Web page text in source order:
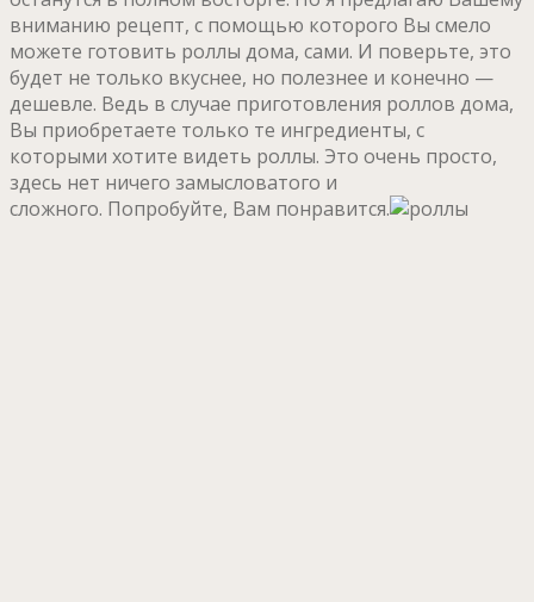
вниманию рецепт, с помощью которого Вы смело
можете готовить роллы дома, сами. И поверьте, это
будет не только вкуснее, но полезнее и конечно —
дешевле. Ведь в случае приготовления роллов дома,
Вы приобретаете только те ингредиенты, с
которыми хотите видеть роллы. Это очень просто,
здесь нет ничего замысловатого и
сложного. Попробуйте, Вам понравится.